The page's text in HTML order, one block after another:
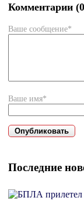
Комментарии
Ваше сообщение*
Ваше имя*
Последние